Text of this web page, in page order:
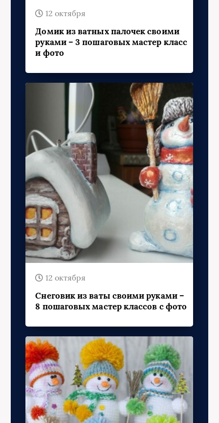
12 октября
Домик из ватных палочек своими
руками – 3 пошаговых мастер класс
и фото
12 октября
Снеговик из ваты своими руками –
8 пошаговых мастер классов с фото